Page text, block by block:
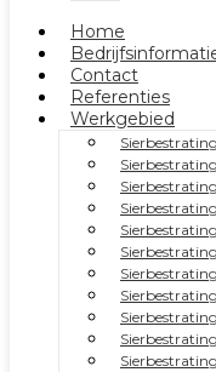
Home
Contact
Referenties
Werkgebied